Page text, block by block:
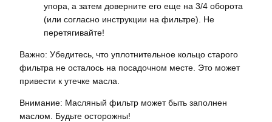
упора‚ а затем доверните его еще на 3/4 оборота
(или согласно инструкции на фильтре). Не
перетягивайте!
Важно: Убедитесь‚ что уплотнительное кольцо старого
фильтра не осталось на посадочном месте. Это может
привести к утечке масла.
Внимание: Масляный фильтр может быть заполнен
маслом. Будьте осторожны!